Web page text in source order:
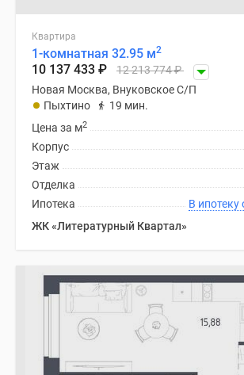
Квартира
1-комнатная 32.95 м2
10 137 433 ₽ 12 213 774₽
Новая Москва, Внуковское С/П
Пыхтино
19 мин.
Цена за м2
Корпус
Этаж
Отделка
Ипотека
ЖК «Литературный Квартал»